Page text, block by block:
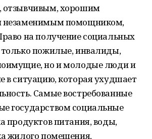
отзывчивым, хорошим
незаменимым помощником,
на получение социальных
пожилые, инвалиды,
но и молодые люди и
в ситуацию, которая ухудшает
Самые востребованные
государством социальные
продуктов питания, воды,
жилого помещения,